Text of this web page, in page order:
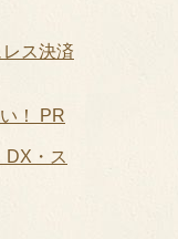
ス決済
！ PR
DX・ス